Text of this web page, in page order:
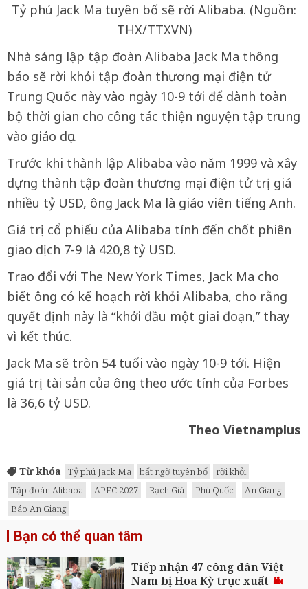
Tỷ phú Jack Ma tuyên bố sẽ rời Alibaba. (Nguồn:
THX/TTXVN)
Nhà sáng lập tập đoàn Alibaba Jack Ma thông
báo sẽ rời khỏi tập đoàn thương mại điện tử
Trung Quốc này vào ngày 10-9 tới để dành toàn
bộ thời gian cho công tác thiện nguyện tập trung
vào giáo dục.
Trước khi thành lập Alibaba vào năm 1999 và xây
dựng thành tập đoàn thương mại điện tử trị giá
nhiều tỷ USD, ông Jack Ma là giáo viên tiếng Anh.
Giá trị cổ phiếu của Alibaba tính đến chốt phiên
giao dịch 7-9 là 420,8 tỷ USD.
Trao đổi với The New York Times, Jack Ma cho
biết ông có kế hoạch rời khỏi Alibaba, cho rằng
quyết định này là “khởi đầu một giai đoạn,” thay
vì kết thúc.
Jack Ma sẽ tròn 54 tuổi vào ngày 10-9 tới. Hiện
giá trị tài sản của ông theo ước tính của Forbes
là 36,6 tỷ USD.
Theo Vietnamplus
Từ khóa Tỷ phú Jack Ma bất ngờ tuyên bố
rời khỏi
Tập đoàn Alibaba
APEC 2027 Rạch Giá Phú Quốc
An Giang
Báo An Giang
Bạn có thể quan tâm
Tiếp nhận 47 công dân Việt
Nam bị Hoa Kỳ trục xuất